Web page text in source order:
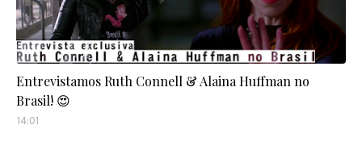
Entrevistamos Ruth Connell & Alaina Huffman no
Brasil! 😍
14:01